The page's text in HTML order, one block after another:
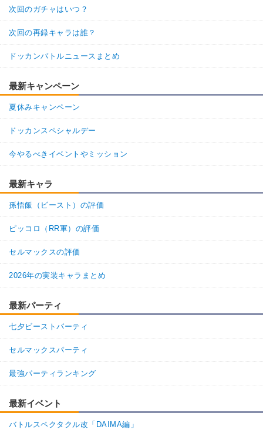
次回のガチャはいつ？
次回の再録キャラは誰？
ドッカンバトルニュースまとめ
最新キャンペーン
夏休みキャンペーン
ドッカンスペシャルデー
今やるべきイベントやミッション
最新キャラ
孫悟飯（ビースト）の評価
ピッコロ（RR軍）の評価
セルマックスの評価
2026年の実装キャラまとめ
最新パーティ
七夕ビーストパーティ
セルマックスパーティ
最強パーティランキング
最新イベント
バトルスペクタクル改「DAIMA編」